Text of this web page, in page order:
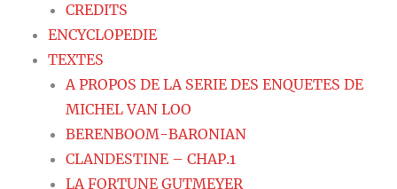
CREDITS
ENCYCLOPEDIE
TEXTES
A PROPOS DE LA SERIE DES ENQUETES DE
MICHEL VAN LOO
BERENBOOM-BARONIAN
CLANDESTINE – CHAP.1
LA FORTUNE GUTMEYER